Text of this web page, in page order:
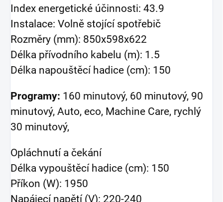
Index energetické účinnosti: 43.9
Instalace: Volně stojící spotřebič
Rozměry (mm): 850x598x622
Délka přívodního kabelu (m): 1.5
Délka napouštěcí hadice (cm): 150
Programy: 160 minutový, 60 minutový, 90
minutový, Auto, eco, Machine Care, rychlý
30 minutový,
Opláchnutí a čekání
Délka vypouštěcí hadice (cm): 150
Příkon (W): 1950
Napájecí napětí (V): 220-240